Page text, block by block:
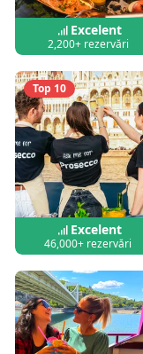
Excelent
2,200+ rezervări
Top 10
Excelent
46,000+ rezervări